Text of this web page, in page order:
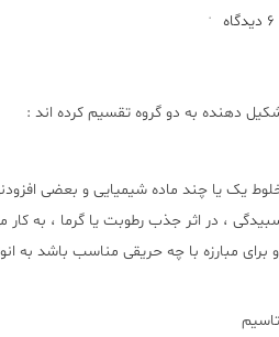
6 دیدگاه
برای
خاموش
دهنده به دو گروه تقسیم کرده اند :
یک یا چند ماده شیمیایی و بعضی
، در اثر جذب رطوبت یا گرما ، به کار
مبارزه با چه حریقی مناسب باشد به